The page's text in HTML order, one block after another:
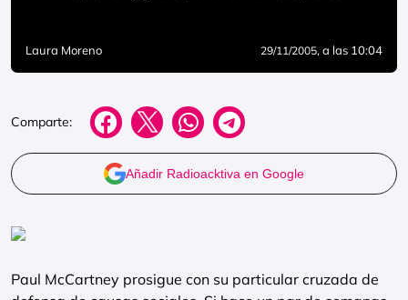
Laura Moreno 29/11/2005, a las 10:04
Comparte:
Añadir Radioacktiva en Google
Paul McCartney prosigue con su particular cruzada de